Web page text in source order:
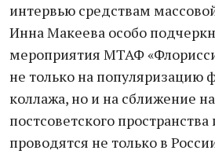
интервью средствам
Инна Макеева особо
мероприятия МТАФ
не только на популяризацию
коллажа, но и на сближение
постсоветского
проводятся не только в